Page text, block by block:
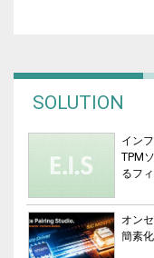
SOLUTION
イン
TPM
るフ
オン
簡素